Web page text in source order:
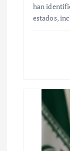
han
estados,